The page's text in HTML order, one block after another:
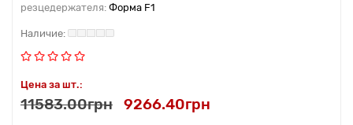
резцедержателя: Форма F1
Цена за шт.:
11583.00грн 9266.40грн